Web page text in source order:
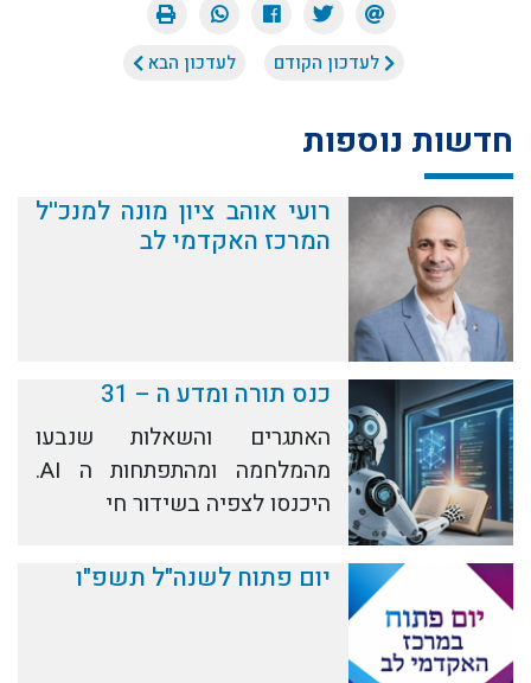
לעדכון הקודם לעדכון הבא
חדשות נוספות
רועי אוהב ציון מונה למנכ''ל
המרכז האקדמי לב
כנס תורה ומדע ה – 31
האתגרים והשאלות שנבעו
מהמלחמה ומהתפתחות ה AI.
היכנסו לצפיה בשידור חי
יום פתוח לשנה"ל תשפ"ו